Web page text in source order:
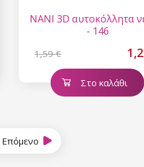
NANI 3D αυτοκόλλητα
- 146
1,59 €
Στο καλάθι
Επόμενο